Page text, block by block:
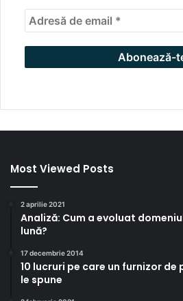
Most Viewed Posts
2 aprilie 2021
Analiză: Cum a evoluat
lună?
17 decembrie 2014
10 lucruri pe care un furnizor
le spune